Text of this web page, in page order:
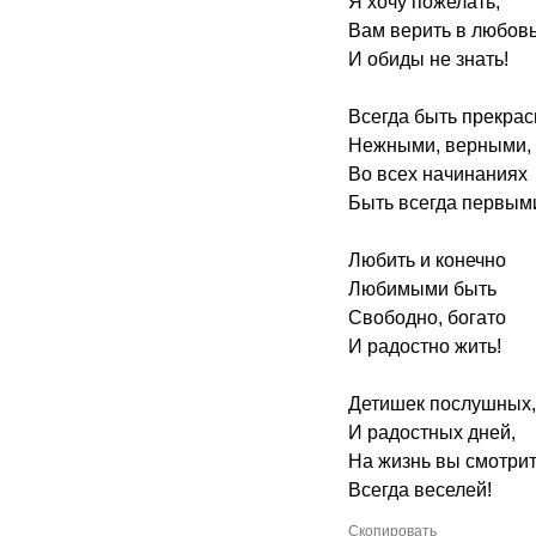
Вам верить в
И обиды не знать!
Всегда быть
Нежными, верными,
Во всех начинаниях
Быть всегда
Любить и конечно
Любимыми быть
Свободно, богато
И радостно жить!
Детишек послушных,
И радостных дней,
На жизнь вы
Всегда веселей!
Скопировать